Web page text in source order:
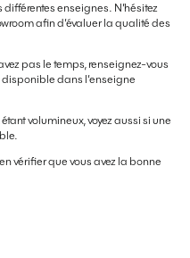
enseignes. N’hésitez
afin d’évaluer la qualité des
pas le temps, renseignez-vous
dans l’enseigne
volumineux, voyez aussi si une
vérifier que vous avez la bonne